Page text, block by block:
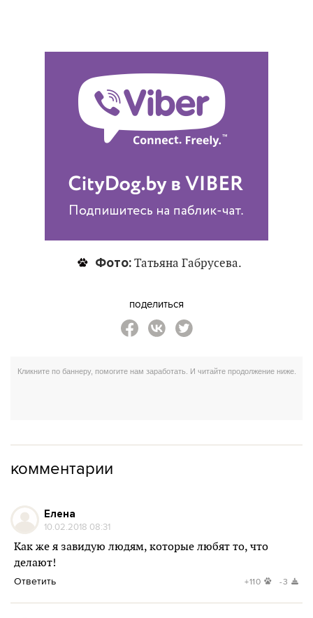
Фото: Татьяна Габрусева.
поделиться
комментарии
Елена
10.02.2018 08:31
Как же я завидую людям, которые любят то, что
делают!
Ответить +110 -3